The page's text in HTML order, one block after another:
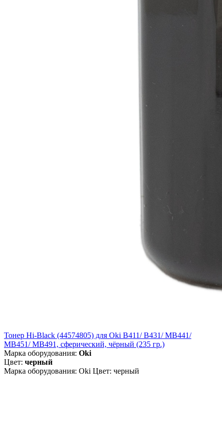
Тонер Hi-Black (44574805) для Oki B411/ B431/ MB441/
MB451/ MB491, сферический, чёрный (235 гр.)
Марка оборудования: Oki
Цвет: черный
Марка оборудования: Oki Цвет: черный